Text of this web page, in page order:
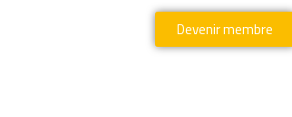
Devenir membre